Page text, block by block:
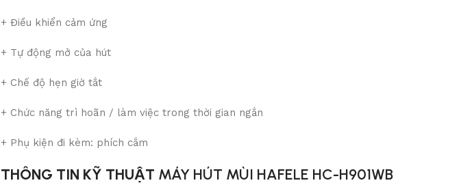
+ Điều khiển cảm ứng
+ Tự động mở của hút
+ Chế độ hẹn giờ tắt
+ Chức năng trì hoãn / làm việc trong thời gian ngắn
+ Phụ kiện đi kèm: phích cắm
THÔNG TIN KỸ THUẬT MÁY HÚT MÙI HAFELE HC-H901WB